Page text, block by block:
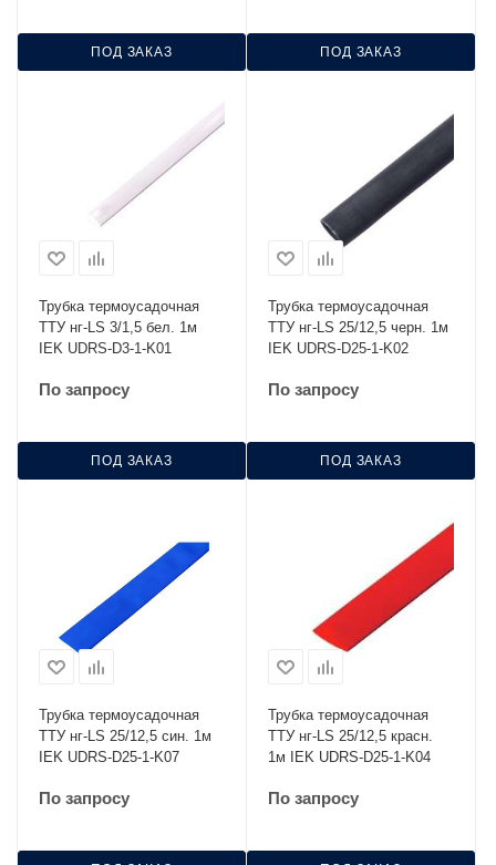
ПОД ЗАКАЗ ПОД ЗАКАЗ
Трубка термоусадочная
ТТУ нг-LS 3/1,5 бел. 1м
IEK UDRS-D3-1-K01
По запросу
ПОД ЗАКАЗ
Трубка термоусадочная
ТТУ нг-LS 25/12,5 черн. 1м
IEK UDRS-D25-1-K02
По запросу
ПОД ЗАКАЗ
Трубка термоусадочная
ТТУ нг-LS 25/12,5 син. 1м
IEK UDRS-D25-1-K07
По запросу
Трубка термоусадочная
ТТУ нг-LS 25/12,5 красн.
1м IEK UDRS-D25-1-K04
По запросу